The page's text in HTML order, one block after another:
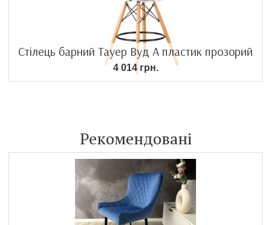
Стілець барний Тауер Вуд А пластик прозорий
4 014 грн.
Рекомендовані